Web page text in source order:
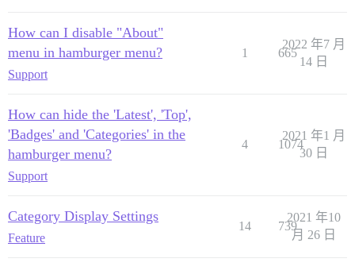
How can I disable "About"
menu in hamburger menu?
Support
1 665
2022 年7 月
14 日
How can hide the 'Latest', 'Top',
'Badges' and 'Categories' in the
hamburger menu?
Support
4 1074
2021 年1 月
30 日
Category Display Settings
Feature
14 739
2021 年10
月 26 日